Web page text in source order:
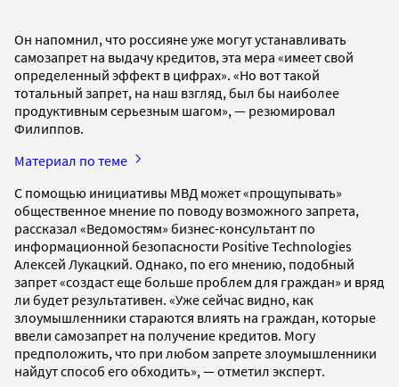
Он напомнил, что россияне уже могут устанавливать
самозапрет на выдачу кредитов, эта мера «имеет свой
определенный эффект в цифрах». «Но вот такой
тотальный запрет, на наш взгляд, был бы наиболее
продуктивным серьезным шагом», — резюмировал
Филиппов.
Материал по теме
С помощью инициативы МВД может «прощупывать»
общественное мнение по поводу возможного запрета,
рассказал «Ведомостям» бизнес-консультант по
информационной безопасности Positive Technologies
Алексей Лукацкий. Однако, по его мнению, подобный
запрет «создаст еще больше проблем для граждан» и вряд
ли будет результативен. «Уже сейчас видно, как
злоумышленники стараются влиять на граждан, которые
ввели самозапрет на получение кредитов. Могу
предположить, что при любом запрете злоумышленники
найдут способ его обходить», — отметил эксперт.